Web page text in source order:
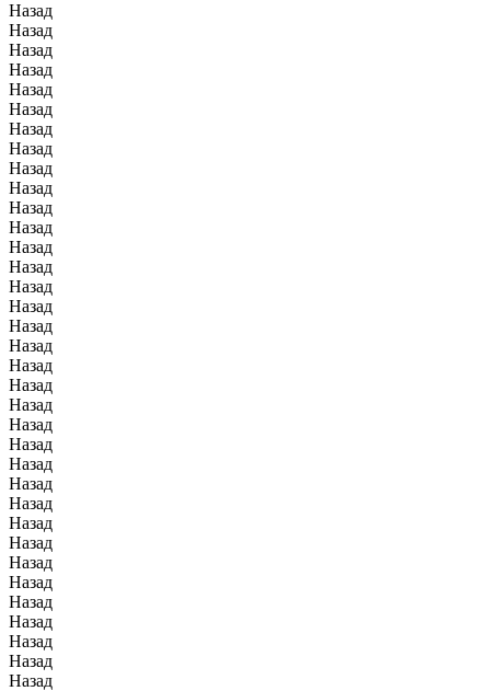
Назад
Назад
Назад
Назад
Назад
Назад
Назад
Назад
Назад
Назад
Назад
Назад
Назад
Назад
Назад
Назад
Назад
Назад
Назад
Назад
Назад
Назад
Назад
Назад
Назад
Назад
Назад
Назад
Назад
Назад
Назад
Назад
Назад
Назад
Назад